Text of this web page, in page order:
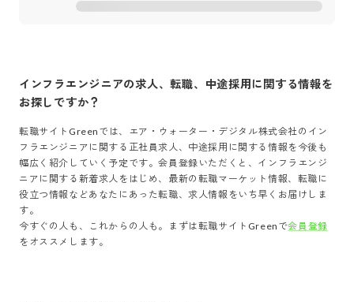
インフラエンジニアの求人、転職、中途採用に関する情報を
お探しですか？
転職サイトGreenでは、 エア・ウォーター・デジタル株式会社の イン
フラエンジニア に関する正社員求人、中途採用に関する情報を今後も
幅広く紹介していく予定です。会員登録いただくと、 インフラエンジ
ニア に関する新着求人をはじめ、最新の転職マーケット情報、転職に
役立つ情報などあなたにあった転職、求人情報をいち早くお届けしま
す。
今すぐの人も、これからの人も。まずは転職サイトGreenで会員登録
をオススメします。